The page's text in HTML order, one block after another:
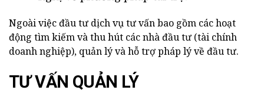
Ngoài việc đầu tư dịch vụ tư vấn bao gồm các hoạt
động tìm kiếm và thu hút các nhà đầu tư (tài chính
doanh nghiệp), quản lý và hỗ trợ pháp lý về đầu tư.
TƯ VẤN QUẢN LÝ